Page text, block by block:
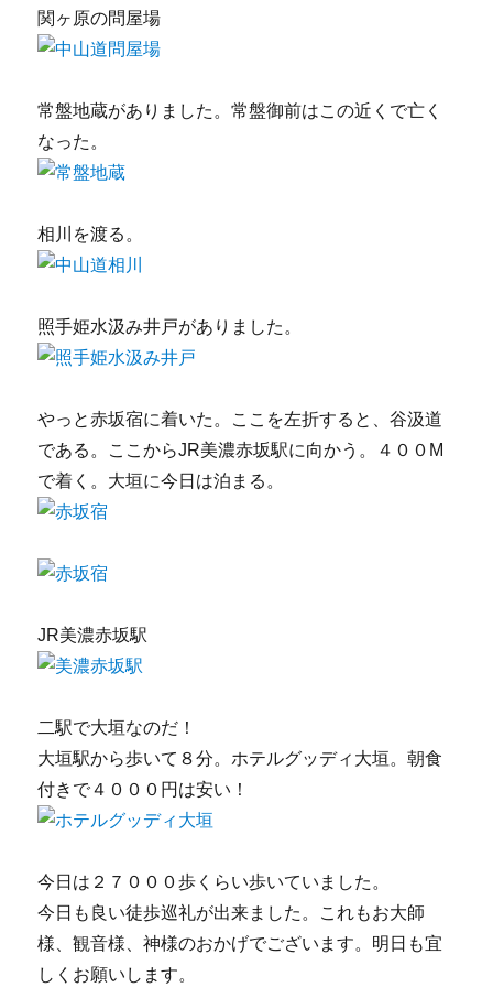
関ヶ原の問屋場
常盤地蔵がありました。常盤御前はこの近くで亡く
なった。
相川を渡る。
照手姫水汲み井戸がありました。
やっと赤坂宿に着いた。ここを左折すると、谷汲道
である。ここからJR美濃赤坂駅に向かう。４００M
で着く。大垣に今日は泊まる。
JR美濃赤坂駅
二駅で大垣なのだ！
大垣駅から歩いて８分。ホテルグッディ大垣。朝食
付きで４０００円は安い！
今日は２７０００歩くらい歩いていました。
今日も良い徒歩巡礼が出来ました。これもお大師
様、観音様、神様のおかげでございます。明日も宜
しくお願いします。